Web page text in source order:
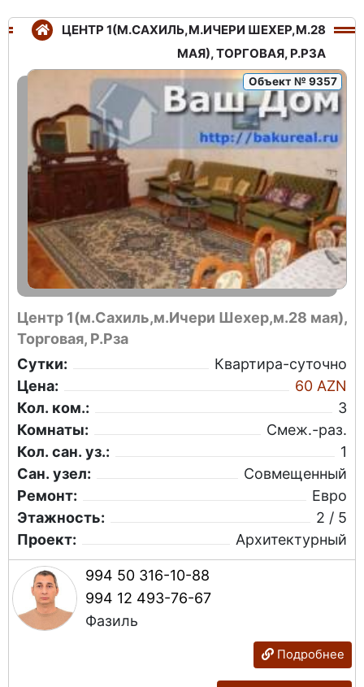
ЦЕНТР 1(М.САХИЛЬ,М.ИЧЕРИ ШЕХЕР,М.28
МАЯ), ТОРГОВАЯ, Р.РЗА
Объект № 9357
Центр 1(м.Сахиль,м.Ичери Шехер,м.28 мая),
Торговая, Р.Рза
Сутки:
Квартира-суточно
Цена:
60 AZN
Кол. ком.:
3
Комнаты:
Смеж.-раз.
Кол. сан. уз.:
1
Сан. узел:
Совмещенный
Ремонт:
Евро
Этажность:
2 / 5
Проект:
Архитектурный
994 50 316-10-88
994 12 493-76-67
Фазиль
Подробнее